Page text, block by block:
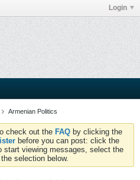
Login
Armenian Politics
check out the FAQ by clicking the
before you can post: click the
start viewing messages, select the
selection below.